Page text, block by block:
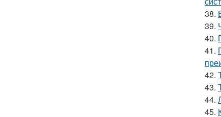
38.
39.
40.
41.
42.
43.
44.
45.